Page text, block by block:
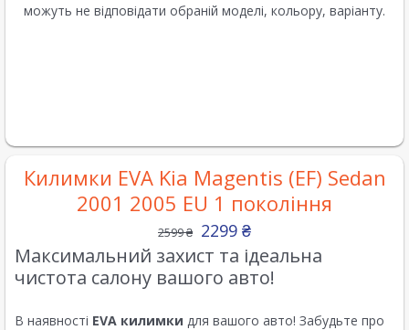
можуть не відповідати обраній моделі, кольору, варіанту.
Килимки EVA Kia Magentis (EF) Sedan
2001 2005 EU 1 покоління
2599₴ 2299 ₴
Максимальний захист та ідеальна
чистота салону вашого авто!
В наявності EVA килимки для вашого авто! Забудьте про